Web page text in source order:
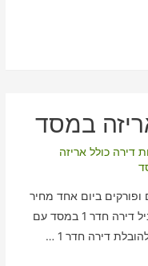
במסד
דירה כולל אריזה
ופורקים ביום אחד מחיר
הובלה ואריזה דירה במסד כמה עולה להוביל דירה חדר 1 במסד עם
דירה חדר 1 …